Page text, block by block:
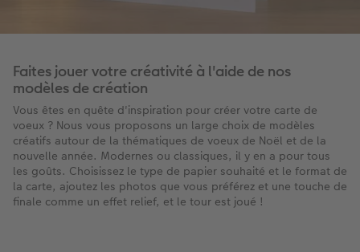
Faites jouer votre créativité à l'aide de nos
modèles de création
Vous êtes en quête d'inspiration pour créer votre carte de
voeux ? Nous vous proposons un large choix de modèles
créatifs autour de la thématiques de voeux de Noël et de la
nouvelle année. Modernes ou classiques, il y en a pour tous
les goûts. Choisissez le type de papier souhaité et le format de
la carte, ajoutez les photos que vous préférez et une touche de
finale comme un effet relief, et le tour est joué !